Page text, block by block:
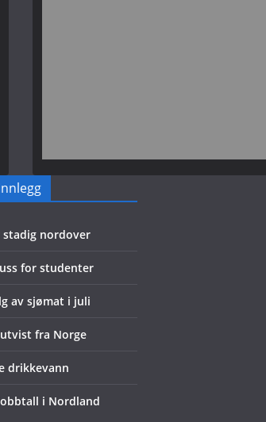
stadig nordover
for studenter
av sjømat i juli
fra Norge
drikkevann
i Nordland